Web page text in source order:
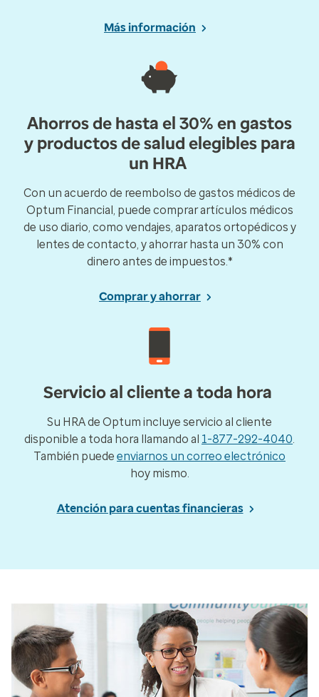
Más información
Ahorros de hasta el 30% en gastos
y productos de salud elegibles para
un HRA
Con un acuerdo de reembolso de gastos médicos de
Optum Financial, puede comprar artículos médicos
de uso diario, como vendajes, aparatos ortopédicos y
lentes de contacto, y ahorrar hasta un 30% con
dinero antes de impuestos.*
Comprar y ahorrar
Servicio al cliente a toda hora
Su HRA de Optum incluye servicio al cliente
disponible a toda hora llamando al 1-877-292-4040.
También puede enviarnos un correo electrónico
hoy mismo.
Atención para cuentas financieras